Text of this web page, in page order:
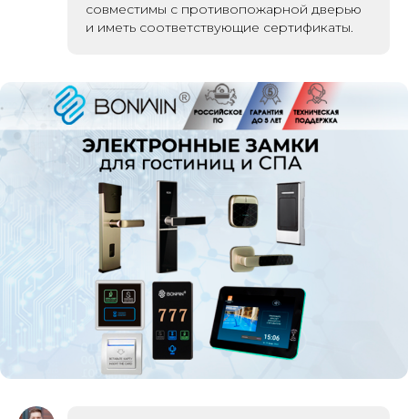
совместимы с противопожарной дверью
и иметь соответствующие сертификаты.